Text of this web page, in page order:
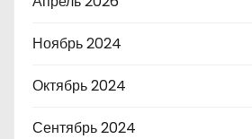
Ноябрь 2024
Октябрь 2024
Сентябрь 2024